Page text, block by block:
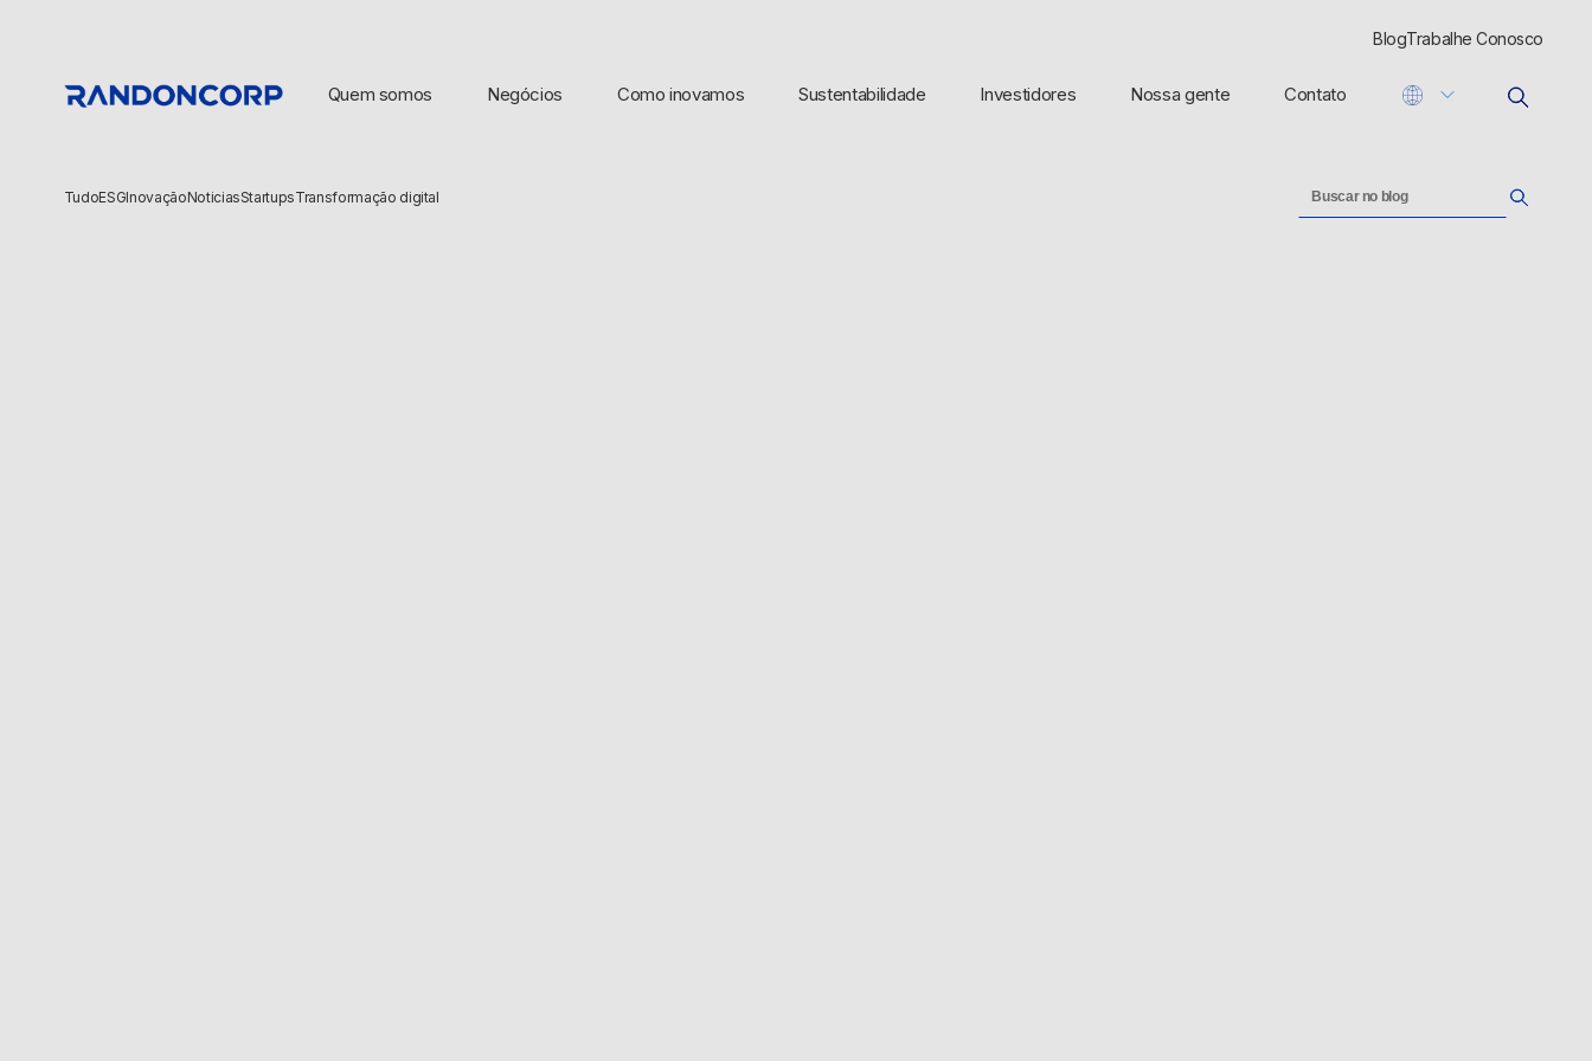
BlogTrabalhe Conosco
Quem somos Negócios Como inovamos Sustentabilidade Investidores Nossa gente Contato
TudoESGInovaçãoNoticiasStartupsTransformação digital